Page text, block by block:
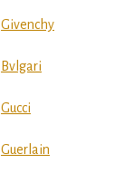
Givenchy
Bvlgari
Gucci
Guerlain